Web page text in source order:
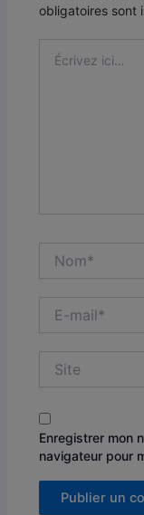
obligatoires sont
ici…
mail*
Enregistrer mon
navigateur pour